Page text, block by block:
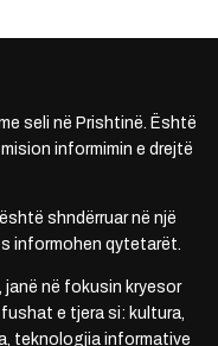
seli në Prishtinë. Është
informimin e drejtë
shndërruar në një
informohen qytetarët.
janë në fokusin kryesor
e tjera si: kultura,
teknologjia informative